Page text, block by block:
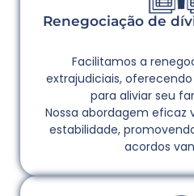
Renegociação de
Facilitamos a
extrajudiciais,
para aliviar seu
Nossa abordagem eficaz
estabilidade,
acordos